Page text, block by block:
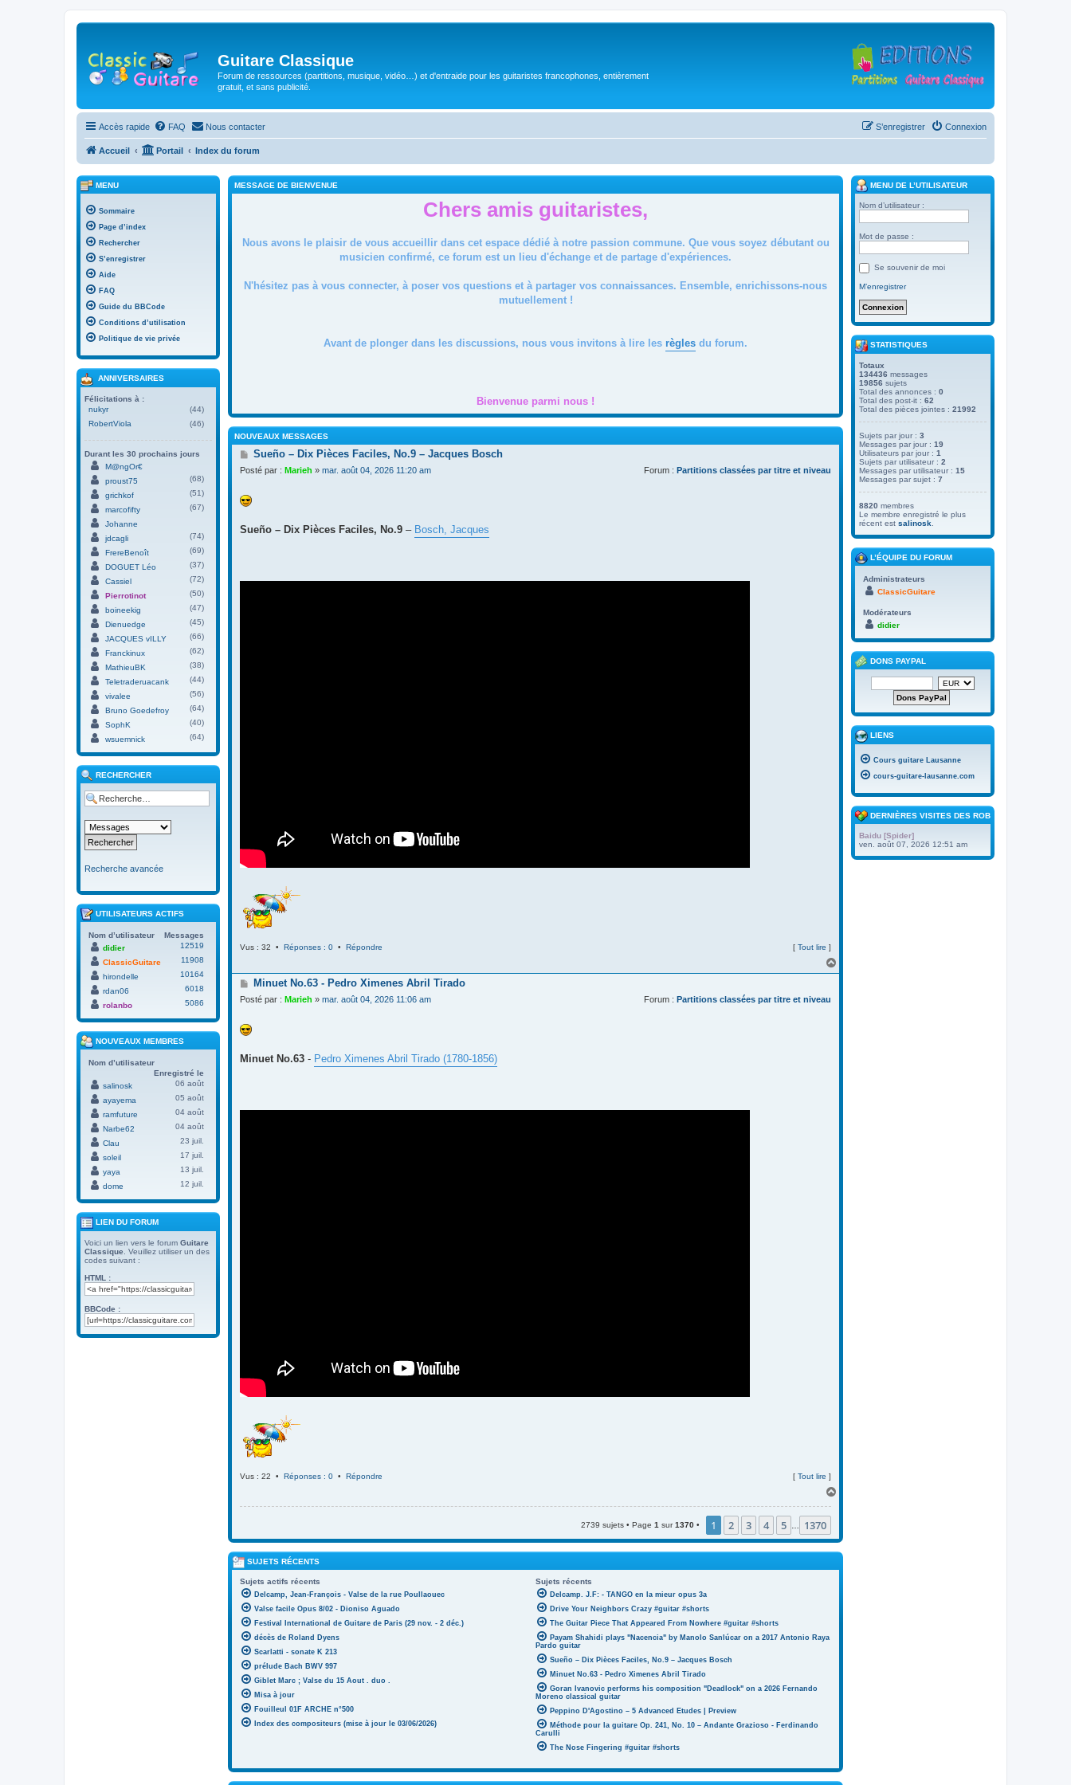
Guitare Classique
Forum de ressources (partitions, musique, vidéo…) et d'entraide pour les guitaristes francophones, entièrement
gratuit, et sans publicité.
Accès rapide FAQ Nous contacter Connexion
S’enregistrer
Accueil Portail Index du forum
MESSAGE DE BIENVENUE
Chers amis guitaristes,
Nous avons le plaisir de vous accueillir dans cet espace dédié à notre passion commune. Que vous soyez débutant ou
musicien confirmé, ce forum est un lieu d'échange et de partage d'expériences.
N'hésitez pas à vous connecter, à poser vos questions et à partager vos connaissances. Ensemble, enrichissons-nous
mutuellement !
Avant de plonger dans les discussions, nous vous invitons à lire les règles du forum.
Bienvenue parmi nous !
NOUVEAUX MESSAGES
M
s
a
g
Sueño – Dix Pièces Faciles, No.9 – Jacques Bosch
Posté par : Marieh » mar. août 04, 2026 11:20 am Forum : Partitions classées par titre et niveau
Sueño – Dix Pièces Faciles, No.9 – Bosch, Jacques
Vus : 32 • Réponses : 0 • Répondre [ Tout lire ]
a
M
s
a
g
Minuet No.63 - Pedro Ximenes Abril Tirado
Posté par : Marieh » mar. août 04, 2026 11:06 am Forum : Partitions classées par titre et niveau
Minuet No.63 - Pedro Ximenes Abril Tirado (1780-1856)
Vus : 22 • Réponses : 0 • Répondre [ Tout lire ]
2739 sujets • Page 1 sur1370 • 1 2 3 4 5 1370
SUJETS RÉCENTS
Sujets actifs récents Sujets récents
Delcamp, Jean-François - Valse de la rue Poullaouec
Valse facile Opus 8/02 - Dioniso Aguado
Festival International de Guitare de Paris (29 nov. - 2 déc.)
décès de Roland Dyens
Scarlatti - sonate K 213
prélude Bach BWV 997
Giblet Marc ; Valse du 15 Aout . duo .
Misa à jour
Fouilleul 01F ARCHE n°500
Index des compositeurs (mise à jour le 03/06/2026)
Delcamp. J.F: - TANGO en la mieur opus 3a
Drive Your Neighbors Crazy #guitar #shorts
The Guitar Piece That Appeared From Nowhere #guitar #shorts
Payam Shahidi plays "Nacencia" by Manolo Sanlúcar on a 2017 Antonio Raya
Pardo guitar
Sueño – Dix Pièces Faciles, No.9 – Jacques Bosch
Minuet No.63 - Pedro Ximenes Abril Tirado
Goran Ivanovic performs his composition "Deadlock" on a 2026 Fernando
Moreno classical guitar
Peppino D'Agostino – 5 Advanced Etudes | Preview
Méthode pour la guitare Op. 241, No. 10 – Andante Grazioso - Ferdinando
Carulli
The Nose Fingering #guitar #shorts
MENU
Sommaire
Page d’index
Rechercher
S’enregistrer
Aide
FAQ
Guide du BBCode
Conditions d’utilisation
Politique de vie privée
ANNIVERSAIRES
Félicitations à :
nukyr
(44)
RobertViola
(46)
Durant les 30 prochains jours
M@ngOr€
proust75
(68)
grichkof
(51)
marcofifty
(67)
Johanne
jdcagli
(74)
FrereBenoît
(69)
DOGUET Léo
(37)
Cassiel
(72)
Pierrotinot
(50)
boineekig
(47)
Dienuedge
(45)
JACQUES vILLY
(66)
Franckinux
(62)
MathieuBK
(38)
Teletraderuacank
(44)
vivalee
(56)
Bruno Goedefroy
(64)
SophK
(40)
wsuemnick
(64)
RECHERCHER
Recherche avancée
UTILISATEURS ACTIFS
Nom d’utilisateur
Messages
didier
12519
ClassicGuitare
11908
hirondelle
10164
rdan06
6018
rolanbo
5086
NOUVEAUX MEMBRES
Nom d’utilisateur
Enregistré le
salinosk
06 août
ayayema
05 août
ramfuture
04 août
Narbe62
04 août
Clau
23 juil.
soleil
17 juil.
yaya
13 juil.
dome
12 juil.
LIEN DU FORUM
Voici un lien vers le forum Guitare
Classique . Veuillez utiliser un des
codes suivant :
HTML :
BBCode :
MENU DE L’UTILISATEUR
Nom d’utilisateur :
Mot de passe :
Se souvenir de moi
M’enregistrer
STATISTIQUES
Totaux
134436 messages
19856 sujets
Total des annonces : 0
Total des post-it : 62
Total des pièces jointes : 21992
Sujets par jour : 3
Messages par jour : 19
Utilisateurs par jour : 1
Sujets par utilisateur : 2
Messages par utilisateur : 15
Messages par sujet : 7
8820 membres
Le membre enregistré le plus
récent est salinosk
L’ÉQUIPE DU FORUM
Administrateurs
ClassicGuitare
Modérateurs
didier
DONS PAYPAL
LIENS
Cours guitare Lausanne
cours-guitare-lausanne.com
DERNIÈRES VISITES DES ROBOTS
Baidu [Spider]
ven. août 07, 2026 12:51 am